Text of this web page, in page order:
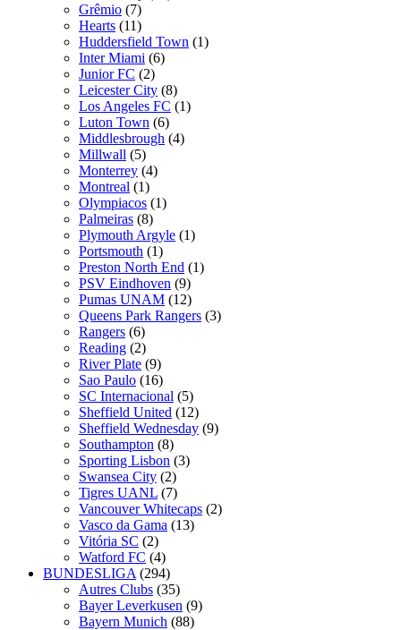
Grêmio (7)
Hearts (11)
Huddersfield Town (1)
Inter Miami (6)
Junior FC (2)
Leicester City (8)
Los Angeles FC (1)
Luton Town (6)
Middlesbrough (4)
Millwall (5)
Monterrey (4)
Montreal (1)
Olympiacos (1)
Palmeiras (8)
Plymouth Argyle (1)
Portsmouth (1)
Preston North End (1)
PSV Eindhoven (9)
Pumas UNAM (12)
Queens Park Rangers (3)
Rangers (6)
Reading (2)
River Plate (9)
Sao Paulo (16)
SC Internacional (5)
Sheffield United (12)
Sheffield Wednesday (9)
Southampton (8)
Sporting Lisbon (3)
Swansea City (2)
Tigres UANL (7)
Vancouver Whitecaps (2)
Vasco da Gama (13)
Vitória SC (2)
Watford FC (4)
BUNDESLIGA (294)
Autres Clubs (35)
Bayer Leverkusen (9)
Bayern Munich (88)